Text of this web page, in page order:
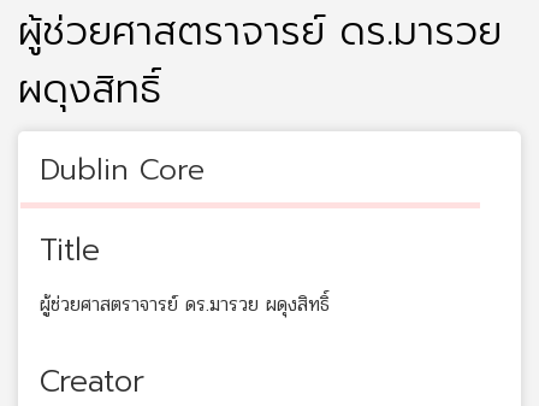
ผู้ช่วยศาสตราจารย์ ดร.มารวย
ผดุงสิทธิ์
Dublin Core
Title
ผู้ช่วยศาสตราจารย์ ดร.มารวย ผดุงสิทธิ์
Creator